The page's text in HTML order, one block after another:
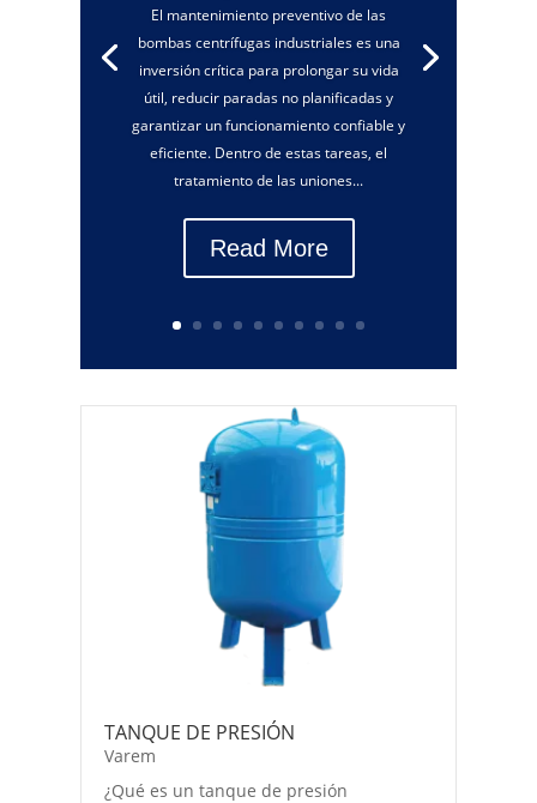
El mantenimiento preventivo de las
bombas centrífugas industriales es una
inversión crítica para prolongar su vida
útil, reducir paradas no planificadas y
garantizar un funcionamiento confiable y
eficiente. Dentro de estas tareas, el
tratamiento de las uniones...
Read More
TANQUE DE PRESIÓN
Varem
¿Qué es un tanque de presión